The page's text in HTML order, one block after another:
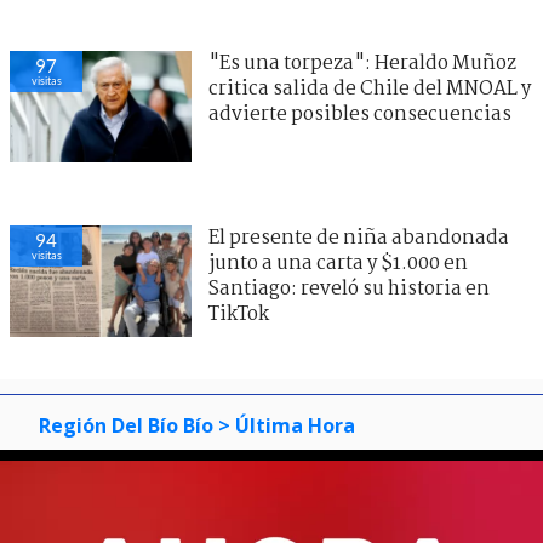
97
visitas
"Es una torpeza": Heraldo Muñoz
critica salida de Chile del MNOAL y
advierte posibles consecuencias
94
visitas
El presente de niña abandonada
junto a una carta y $1.000 en
Santiago: reveló su historia en
TikTok
Región Del Bío Bío > Última Hora